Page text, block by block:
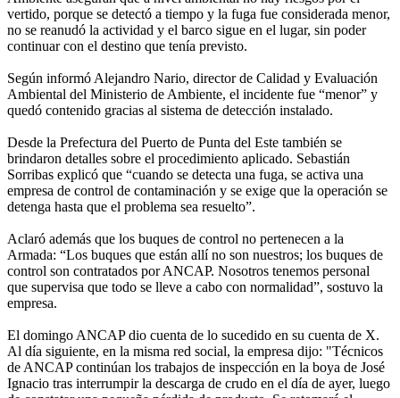
vertido, porque se detectó a tiempo y la fuga fue considerada menor,
no se reanudó la actividad y el barco sigue en el lugar, sin poder
continuar con el destino que tenía previsto.
Según informó Alejandro Nario, director de Calidad y Evaluación
Ambiental del Ministerio de Ambiente, el incidente fue “menor” y
quedó contenido gracias al sistema de detección instalado.
Desde la Prefectura del Puerto de Punta del Este también se
brindaron detalles sobre el procedimiento aplicado. Sebastián
Sorribas explicó que “cuando se detecta una fuga, se activa una
empresa de control de contaminación y se exige que la operación se
detenga hasta que el problema sea resuelto”.
Aclaró además que los buques de control no pertenecen a la
Armada: “Los buques que están allí no son nuestros; los buques de
control son contratados por ANCAP. Nosotros tenemos personal
que supervisa que todo se lleve a cabo con normalidad”, sostuvo la
empresa.
El domingo ANCAP dio cuenta de lo sucedido en su cuenta de X.
Al día siguiente, en la misma red social, la empresa dijo: "Técnicos
de ANCAP continúan los trabajos de inspección en la boya de José
Ignacio tras interrumpir la descarga de crudo en el día de ayer, luego